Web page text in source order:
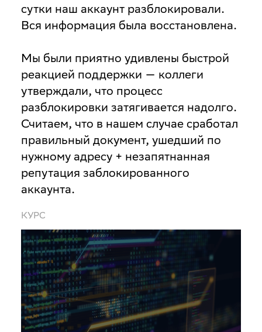
сутки наш аккаунт разблокировали.
Вся информация была восстановлена.
Мы были приятно удивлены быстрой
реакцией поддержки — коллеги
утверждали, что процесс
разблокировки затягивается надолго.
Считаем, что в нашем случае сработал
правильный документ, ушедший по
нужному адресу + незапятнанная
репутация заблокированного
аккаунта.
КУРС